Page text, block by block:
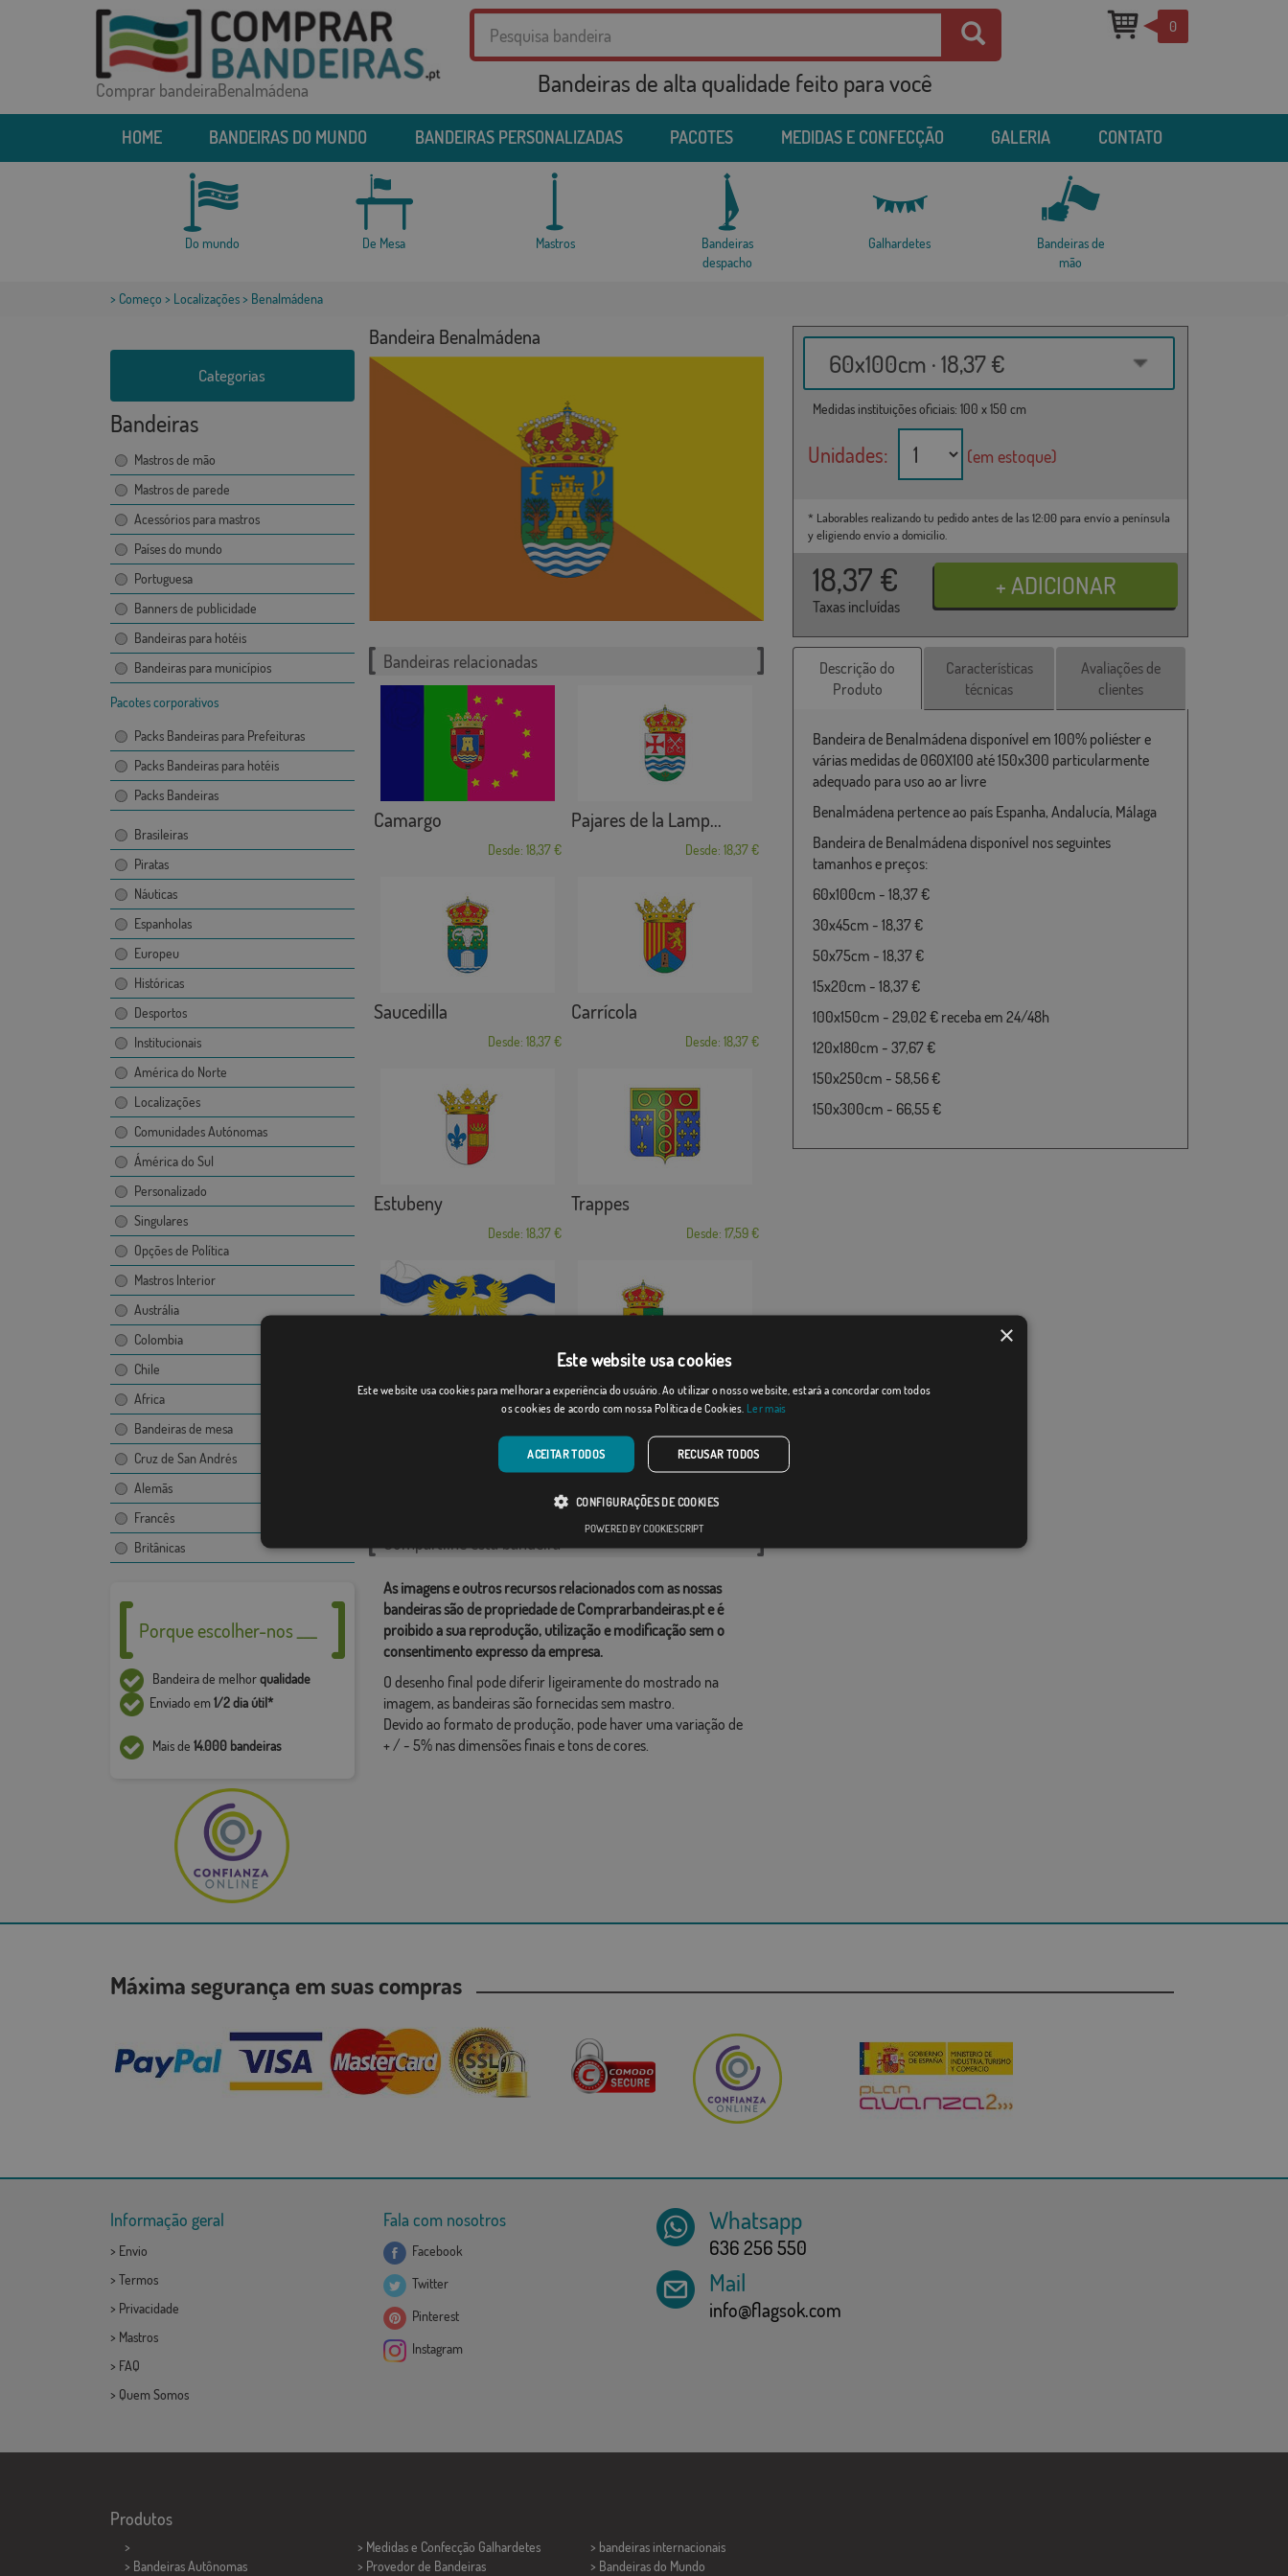
Comprar bandeiraBenalmádena Bandeiras de alta qualidade feito para você
0
HOME BANDEIRAS DO MUNDO BANDEIRAS PERSONALIZADAS PACOTES MEDIDAS E CONFECÇÃO GALERIA CONTATO
Do mundo De Mesa Mastros
Bandeiras
despacho
Galhardetes
Bandeiras de
mão
> Começo > Localizações> Benalmádena
Categorias
Bandeiras
Mastros de mão
Mastros de parede
Acessórios para mastros
Países do mundo
Portuguesa
Banners de publicidade
Bandeiras para hotéis
Bandeiras para municípios
Pacotes corporativos
Packs Bandeiras para Prefeituras
Packs Bandeiras para hotéis
Packs Bandeiras
Brasileiras
Piratas
Náuticas
Espanholas
Europeu
Históricas
Desportos
Institucionais
América do Norte
Localizações
Comunidades Autónomas
Ámérica do Sul
Personalizado
Singulares
Opções de Política
Mastros Interior
Austrália
Colombia
Chile
Africa
Bandeiras de mesa
Cruz de San Andrés
Alemãs
Francês
Britânicas
Porque escolher-nos ___
Bandeira de melhorqualidade
Enviado em1/2 dia útil*
Mais de 14.000 bandeiras
Bandeira Benalmádena
60x100cm · 18,37 €
Medidas instituições oficiais: 100 x 150 cm
Unidades: (em estoque)
* Laborables realizando tu pedido antes de las 12:00 para envío a península
y eligiendo envío a domicilio.
18,37 €
Taxas incluídas
Bandeiras relacionadas
Camargo
Desde: 18,37 €
Pajares de la Lamp...
Desde: 18,37 €
Saucedilla
Desde: 18,37 €
Carrícola
Desde: 18,37 €
Estubeny
Desde: 18,37 €
Trappes
Desde: 17,59 €
Mezalocha Lupiana
Categorias relacionadas:
Compartilhe esta bandeira
As imagens e outros recursos relacionados com as nossas
bandeiras são de propriedade de Comprarbandeiras.pt e é
proibido a sua reprodução, utilização e modificação sem o
consentimento expresso da empresa.
O desenho final pode diferir ligeiramente do mostrado na
imagem, as bandeiras são fornecidas sem mastro.
Devido ao formato de produção, pode haver uma variação de
+ / - 5% nas dimensões finais e tons de cores.
Descrição do
Produto
Características
técnicas
Avaliações de
clientes
Bandeira de Benalmádena disponível em 100% poliéster e
várias medidas de 060X100 até 150x300 particularmente
adequado para uso ao ar livre
Benalmádena pertence ao país Espanha, Andalucía, Málaga
Bandeira de Benalmádena disponível nos seguintes
tamanhos e preços:
60x100cm - 18,37 €
30x45cm - 18,37 €
50x75cm - 18,37 €
15x20cm - 18,37 €
100x150cm - 29,02 € receba em 24/48h
120x180cm - 37,67 €
150x250cm - 58,56 €
150x300cm - 66,55 €
Máxima segurança em suas compras
Informação geral
> Envio
> Termos
> Privacidade
> Mastros
> FAQ
> Quem Somos
Fala com nosotros
Facebook
Twitter
Pinterest
Instagram
Whatsapp
636 256 550
Mail
info@flagsok.com
Produtos
>
> Bandeiras Autônomas
> Medidas e Confecção Galhardetes
> Provedor de Bandeiras
> bandeiras internacionais
> Bandeiras do Mundo
×
Este website usa cookies
Este website usa cookies para melhorar a experiência do usuário. Ao utilizar o nosso website, estará a concordar com todos
os cookies de acordo com nossa Política de Cookies. Ler mais
ACEITAR TODOS RECUSAR TODOS
CONFIGURAÇÕES DE COOKIES
POWERED BY COOKIESCRIPT